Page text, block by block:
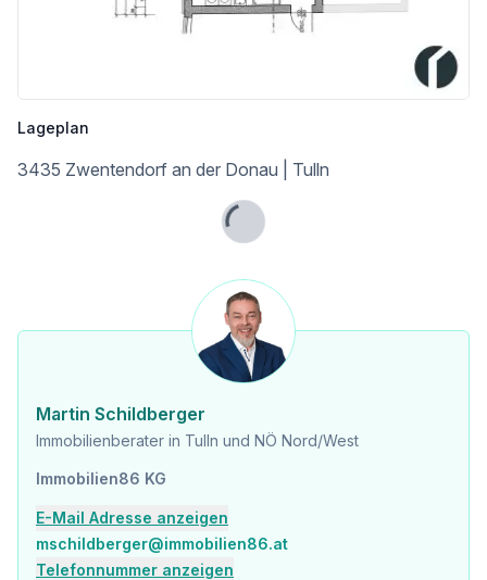
Verkehr
Bahnhof <4.000m
Angaben Entfernung Luftlinie / Quelle: OpenStreetMap
Lageplan
3435 Zwentendorf an der Donau | Tulln
Lade...
Martin Schildberger
Immobilienberater in Tulln und NÖ Nord/West
Immobilien86 KG
E-Mail Adresse anzeigen
mschildberger@immobilien86.at
Telefonnummer anzeigen